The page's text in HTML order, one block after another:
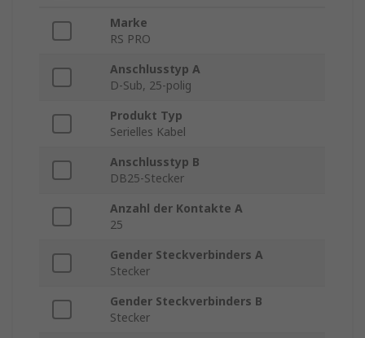
Marke
RS PRO
Anschlusstyp A
D-Sub, 25-polig
Produkt Typ
Serielles Kabel
Anschlusstyp B
DB25-Stecker
Anzahl der Kontakte A
25
Gender Steckverbinders A
Stecker
Gender Steckverbinders B
Stecker